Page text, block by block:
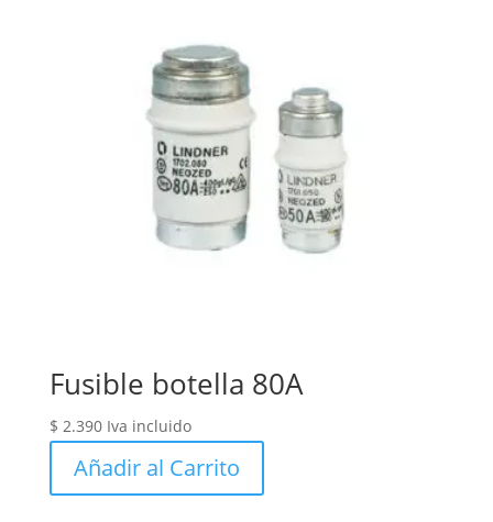
Fusible botella 80A
$ 2.390 Iva incluido
Añadir al Carrito